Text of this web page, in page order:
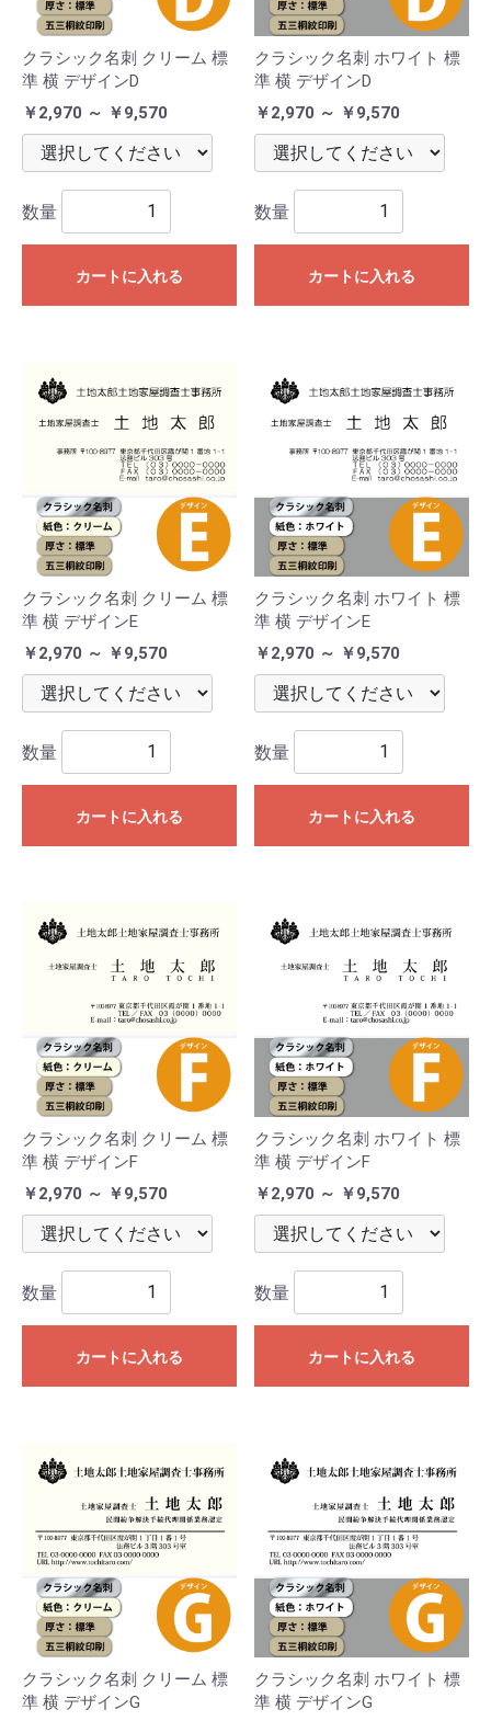
クラシック名刺 クリーム 標
準 横 デザインD
￥2,970 ～ ￥9,570
数量
カートに入れる
クラシック名刺 ホワイト 標
準 横 デザインD
￥2,970 ～ ￥9,570
数量
カートに入れる
クラシック名刺 クリーム 標
準 横 デザインE
￥2,970 ～ ￥9,570
数量
カートに入れる
クラシック名刺 ホワイト 標
準 横 デザインE
￥2,970 ～ ￥9,570
数量
カートに入れる
クラシック名刺 クリーム 標
準 横 デザインF
￥2,970 ～ ￥9,570
数量
カートに入れる
クラシック名刺 ホワイト 標
準 横 デザインF
￥2,970 ～ ￥9,570
数量
カートに入れる
クラシック名刺 クリーム 標
準 横 デザインG
クラシック名刺 ホワイト 標
準 横 デザインG